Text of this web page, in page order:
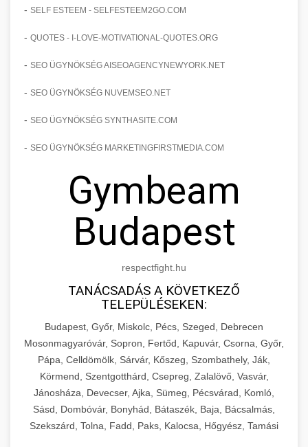
- SELF ESTEEM - SELFESTEEM2GO.COM
- QUOTES - I-LOVE-MOTIVATIONAL-QUOTES.ORG
- SEO ÜGYNÖKSÉG AISEOAGENCYNEWYORK.NET
- SEO ÜGYNÖKSÉG NUVEMSEO.NET
- SEO ÜGYNÖKSÉG SYNTHASITE.COM
- SEO ÜGYNÖKSÉG MARKETINGFIRSTMEDIA.COM
Gymbeam
Budapest
respectfight.hu
TANÁCSADÁS A KÖVETKEZŐ
TELEPÜLÉSEKEN:
Budapest, Győr, Miskolc, Pécs, Szeged, Debrecen
Mosonmagyaróvár, Sopron, Fertőd, Kapuvár, Csorna, Győr,
Pápa, Celldömölk, Sárvár, Kőszeg, Szombathely, Ják,
Körmend, Szentgotthárd, Csepreg, Zalalövő, Vasvár,
Jánosháza, Devecser, Ajka, Sümeg, Pécsvárad, Komló,
Sásd, Dombóvár, Bonyhád, Bátaszék, Baja, Bácsalmás,
Szekszárd, Tolna, Fadd, Paks, Kalocsa, Hőgyész, Tamási